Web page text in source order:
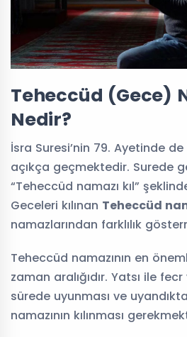
Teheccüd (Gece)
Nedir?
İsra Suresi’nin 79. Ayetinde
açıkça geçmektedir. Surede
“Teheccüd namazı kıl”
Geceleri kılınan Teheccüd
namazlarından farklılık
Teheccüd namazının en önemli
zaman aralığıdır. Yatsı ile
sürede uyunması ve
namazının kılınması